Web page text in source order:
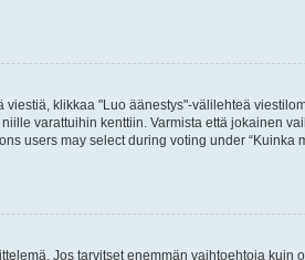
klikkaa "Luo äänestys"-välilehteä
varattuihin kenttiin. Varmista että jokainen
users may select during voting under
Jos tarvitset enemmän vaihtoehtoja kuin